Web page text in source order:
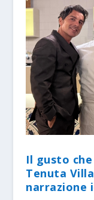
Il gusto
Tenuta
narrazione